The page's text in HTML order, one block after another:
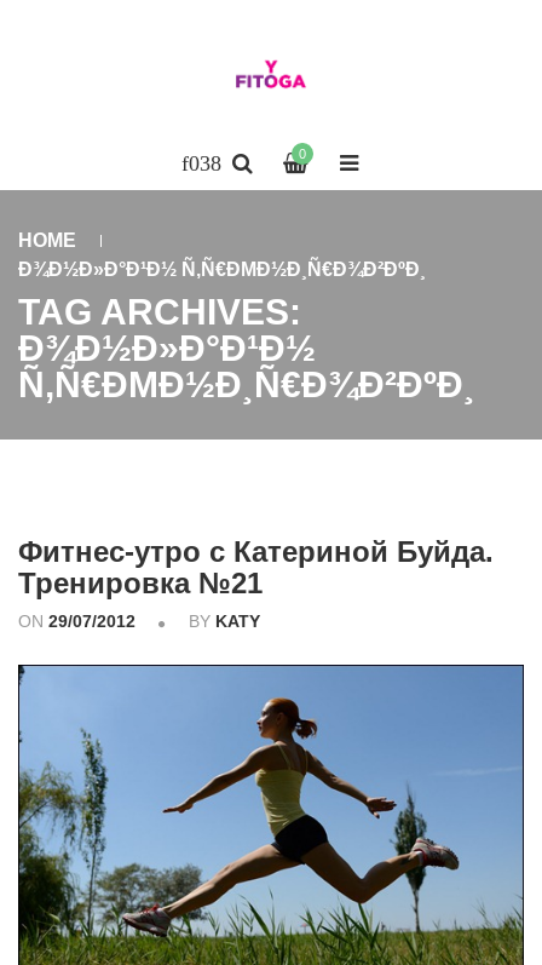
0
HOME
Ð¾Ð½Ð»Ð°Ð¹Ð½ Ñ‚Ñ€ÐΜÐ½Ð¸Ñ€Ð¾Ð²ÐºÐ¸
TAG ARCHIVES:
Ð¾Ð½Ð»Ð°Ð¹Ð½
Ñ‚Ñ€ÐΜÐ½Ð¸Ñ€Ð¾Ð²ÐºÐ¸
Фитнес-утро с Катериной Буйда.
Тренировка №21
ON 29/07/2012 BY KATY